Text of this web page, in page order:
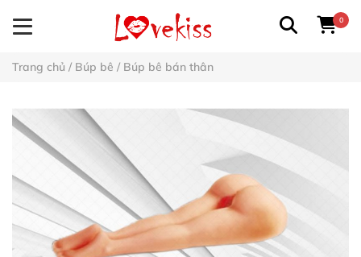
0
Trang chủ / Búp bê / Búp bê bán thân